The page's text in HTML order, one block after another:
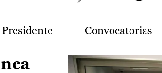
Convocatorias